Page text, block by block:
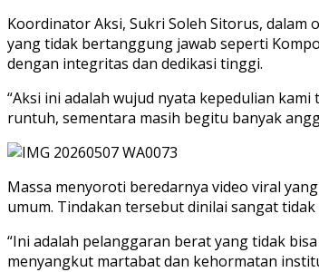
Koordinator Aksi, Sukri Soleh Sitorus,
yang tidak bertanggung jawab seperti
dengan integritas dan dedikasi tinggi.
“Aksi ini adalah wujud nyata kepedulian
runtuh, sementara masih begitu banyak
Massa menyoroti beredarnya video viral
umum. Tindakan tersebut dinilai sangat
“Ini adalah pelanggaran berat yang tidak
menyangkut martabat dan kehormatan